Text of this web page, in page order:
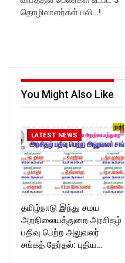
Like us on:
https://www.facebook.com/R
https://twitter.com/ROCKFOR
T_TIMES
தொழிலாளர்கள் பலி…!
You Might Also Like
LATEST NEWS
தமிழ்நாடு இந்து சமய
அறநிலையத்துறை அரசிதழ்
பதிவு பெற்ற அலுவலர்
சங்கத் தேர்தல்: புதிய…